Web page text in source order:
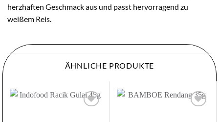
herzhaften Geschmack aus und passt hervorragend zu
weißem Reis.
ÄHNLICHE PRODUKTE